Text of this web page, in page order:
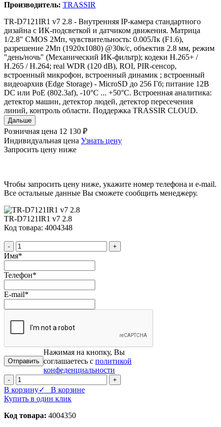
Производитель: TRASSIR
TR-D7121IR1 v7 2.8 - Внутренняя IP-камера стандартного
дизайна с ИК-подсветкой и датчиком движения. Матрица
1/2.8" CMOS 2Мп, чувствительность: 0.005Лк (F1.6),
разрешение 2Мп (1920x1080) @30к/с, объектив 2.8 мм, режим
"день/ночь" (Механический ИК-фильтр); кодеки Н.265+ /
Н.265 / H.264; real WDR (120 dB), ROI, PIR-сенсор,
встроенный микрофон, встроенный динамик ; встроенный
видеоархив (Edge Storage) - MicroSD до 256 Гб; питание 12В
DC или PoE (802.3af), -10°C ... +50°C. Встроенная аналитика:
детектор машин, детектор людей, детектор пересечения
линий, контроль области. Поддержка TRASSIR CLOUD.
Дальше
Розничная цена 12 130 ₽
Индивидуальная цена Узнать цену
Запросить цену ниже
Чтобы запросить цену ниже, укажите номер телефона и e-mail.
Все остальные данные Вы сможете сообщить менеджеру.
TR-D7121IR1 v7 2.8
Код товара: 4004348
- +
Имя*
Телефон*
E-mail*
Нажимая на кнопку, Вы
соглашаетесь с политикой
конфеденциальности
- +
В корзину✓ В корзине
Купить в один клик
Код товара: 4004350